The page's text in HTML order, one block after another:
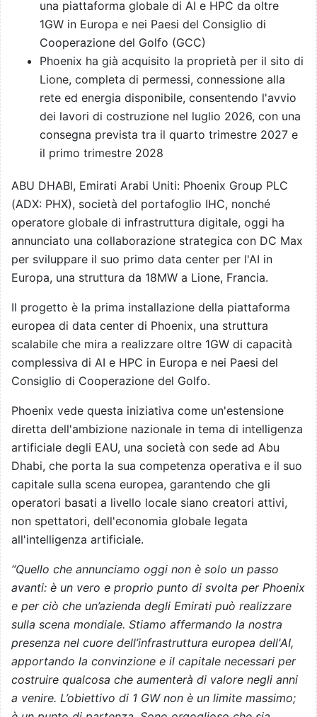
una piattaforma globale di AI e HPC da oltre
1GW in Europa e nei Paesi del Consiglio di
Cooperazione del Golfo (GCC)
Phoenix ha già acquisito la proprietà per il sito di
Lione, completa di permessi, connessione alla
rete ed energia disponibile, consentendo l'avvio
dei lavori di costruzione nel luglio 2026, con una
consegna prevista tra il quarto trimestre 2027 e
il primo trimestre 2028
ABU DHABI, Emirati Arabi Uniti: Phoenix Group PLC
(ADX: PHX), società del portafoglio IHC, nonché
operatore globale di infrastruttura digitale, oggi ha
annunciato una collaborazione strategica con DC Max
per sviluppare il suo primo data center per l'AI in
Europa, una struttura da 18MW a Lione, Francia.
Il progetto è la prima installazione della piattaforma
europea di data center di Phoenix, una struttura
scalabile che mira a realizzare oltre 1GW di capacità
complessiva di AI e HPC in Europa e nei Paesi del
Consiglio di Cooperazione del Golfo.
Phoenix vede questa iniziativa come un'estensione
diretta dell'ambizione nazionale in tema di intelligenza
artificiale degli EAU, una società con sede ad Abu
Dhabi, che porta la sua competenza operativa e il suo
capitale sulla scena europea, garantendo che gli
operatori basati a livello locale siano creatori attivi,
non spettatori, dell'economia globale legata
all'intelligenza artificiale.
“Quello che annunciamo oggi non è solo un passo
avanti: è un vero e proprio punto di svolta per Phoenix
e per ciò che un’azienda degli Emirati può realizzare
sulla scena mondiale. Stiamo affermando la nostra
presenza nel cuore dell’infrastruttura europea dell'AI,
apportando la convinzione e il capitale necessari per
costruire qualcosa che aumenterà di valore negli anni
a venire. L’obiettivo di 1 GW non è un limite massimo;